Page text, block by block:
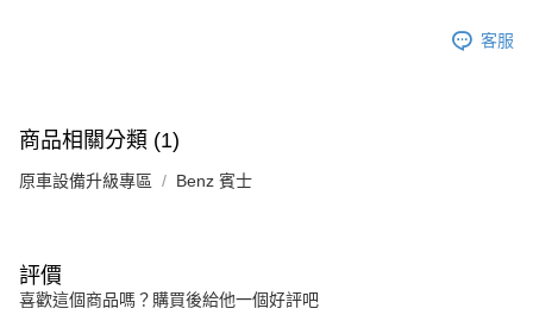
客服
商品相關分類 (1)
原車設備升級專區 Benz 賓士
評價
喜歡這個商品嗎？購買後給他一個好評吧